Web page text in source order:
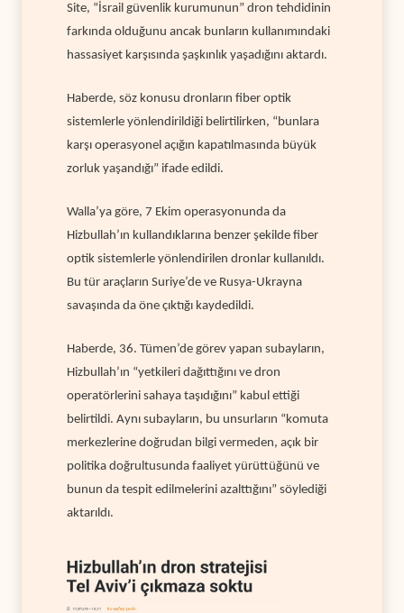
Site, “İsrail güvenlik kurumunun” dron tehdidinin
farkında olduğunu ancak bunların kullanımındaki
hassasiyet karşısında şaşkınlık yaşadığını aktardı.
Haberde, söz konusu dronların fiber optik
sistemlerle yönlendirildiği belirtilirken, “bunlara
karşı operasyonel açığın kapatılmasında büyük
zorluk yaşandığı” ifade edildi.
Walla’ya göre, 7 Ekim operasyonunda da
Hizbullah’ın kullandıklarına benzer şekilde fiber
optik sistemlerle yönlendirilen dronlar kullanıldı.
Bu tür araçların Suriye’de ve Rusya-Ukrayna
savaşında da öne çıktığı kaydedildi.
Haberde, 36. Tümen’de görev yapan subayların,
Hizbullah’ın “yetkileri dağıttığını ve dron
operatörlerini sahaya taşıdığını” kabul ettiği
belirtildi. Aynı subayların, bu unsurların “komuta
merkezlerine doğrudan bilgi vermeden, açık bir
politika doğrultusunda faaliyet yürüttüğünü ve
bunun da tespit edilmelerini azalttığını” söylediği
aktarıldı.